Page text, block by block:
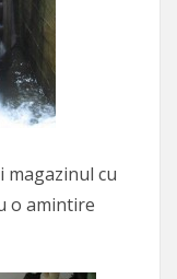
magazinul cu
o amintire